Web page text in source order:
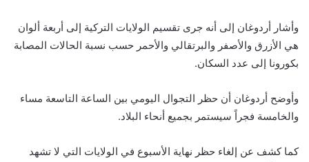
وأشار أردوغان إلى أنه جرى تقسيم الولايات التركية إلى أربعة ألوان
هي الأزرق والأصفر والبرتقالي والأحمر حسب نسبة الحالات المصابة
بكورونا إلى عدد السكان.
وأوضح أردوغان أن حظر التجوال اليومي بين الساعة التاسعة مساء
والخامسة فجراً سيستمر بجميع أنحاء البلاد.
كما كشف عن إلغاء حظر نهاية الأسبوع في الولايات التي لا تشهد